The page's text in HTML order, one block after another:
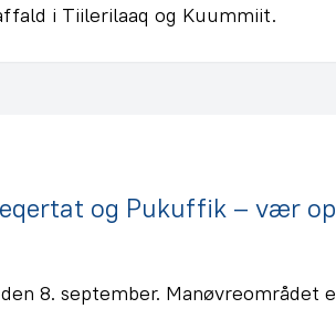
i Tiilerilaaq og Kuummiit.
og Pukuffik – vær
8. september.